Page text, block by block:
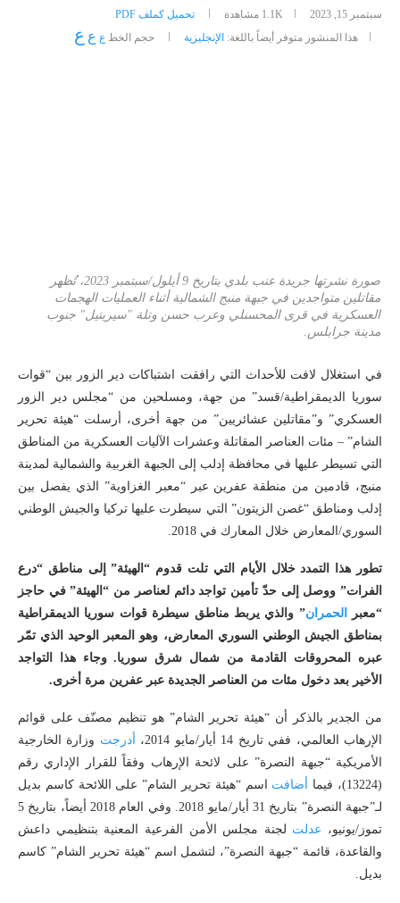
سبتمبر 15, 2023 1.1K مشاهدة
تحميل كملف PDF
هذا المنشور متوفر أيضاً باللغة: الإنجليزية حجم الخط ع ع ع
صورة نشرتها جريدة عنب بلدي بتاريخ 9 أيلول/سبتمبر 2023، تُظهر
مقاتلين متواجدين في جبهة منبج الشمالية أثناء العمليات الهجمات
العسكرية في قرى المحسنلي وعرب حسن وتلة "سيريتيل" جنوب
مدينة جرابلس.
في استغلال لافت للأحداث التي رافقت اشتباكات دير الزور بين “قوات
سوريا الديمقراطية/قسد” من جهة، ومسلحين من “مجلس دير الزور
العسكري” و”مقاتلين عشائريين” من جهة أخرى، أرسلت “هيئة تحرير
الشام” – مئات العناصر المقاتلة وعشرات الآليات العسكرية من المناطق
التي تسيطر عليها في محافظة إدلب إلى الجبهة الغربية والشمالية لمدينة
منبج، قادمين من منطقة عفرين عبر “معبر الغزاوية” الذي يفصل بين
إدلب ومناطق “غصن الزيتون” التي سيطرت عليها تركيا والجيش الوطني
السوري/المعارض خلال المعارك في 2018.
تطور هذا التمدد خلال الأيام التي تلت قدوم “الهيئة” إلى مناطق “درع
الفرات” ووصل إلىحدّ تأمين تواجد دائم لعناصر من “الهيئة” في حاجز
“معبر
الحمران” والذي يربط مناطق سيطرة قوات سوريا الديمقراطية
بمناطق الجيش الوطني السوري المعارض، وهو المعبر الوحيد الذي تمّر
عبره المحروقات القادمة من شمال شرق سوريا. وجاء هذا التواجد
الأخير بعد دخول مئات من العناصر الجديدة عبر عفرين مرة أخرى.
من الجدير بالذكر أن “هيئة تحرير الشام” هو تنظيم مصنّف على قوائم
الإرهاب العالمي، ففي تاريخ 14 أيار/مايو 2014،
أدرجت وزارة الخارجية
الأمريكية “جبهة النصرة” على لائحة الإرهاب وفقاً للقرار الإداري رقم
(13224)، فيما
أضافت اسم “هيئة تحرير الشام” على اللائحة كاسم بديل
لـ”جبهة النصرة” بتاريخ 31 أيار/مايو 2018. وفي العام 2018 أيضاً، بتاريخ 5
تموز/يونيو، عدلت لجنة مجلس الأمن الفرعية المعنية بتنظيمي داعش
والقاعدة، قائمة “جبهة النصرة”، لتشمل اسم “هيئة تحرير الشام” كاسم
بديل.